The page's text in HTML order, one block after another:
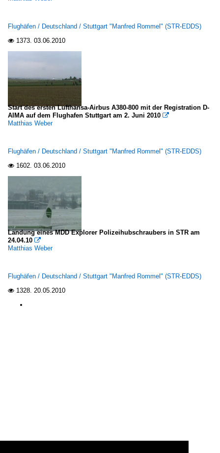
Flughäfen / Deutschland / Stuttgart "Manfred Rommel" (STR-EDDS)
 1373. 03.06.2010
Start des ersten Lufthansa-Airbus A380-800 mit der Registration D-
AIMA auf dem Flughafen Stuttgart am 2. Juni 2010 
Matthias Weber
Flughäfen / Deutschland / Stuttgart "Manfred Rommel" (STR-EDDS)
 1602. 03.06.2010
Landung eines MDD Explorer Polizeihubschraubers in STR am
24.04.10 
Matthias Weber
Flughäfen / Deutschland / Stuttgart "Manfred Rommel" (STR-EDDS)
 1328. 20.05.2010